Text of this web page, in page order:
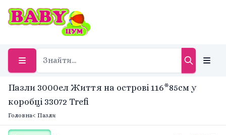
Пазли 3000ел Життя на острові 116*85см у
коробці 33072 Trefi
Головна< Пазли